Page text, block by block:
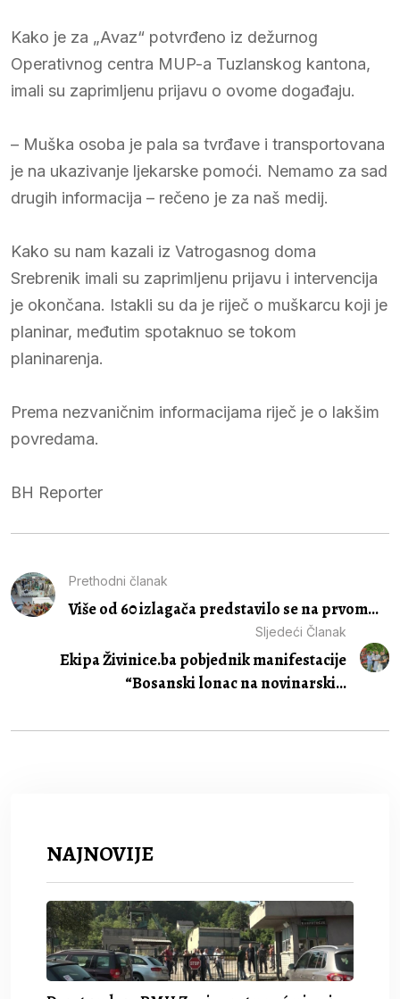
Kako je za „Avaz“ potvrđeno iz dežurnog
Operativnog centra MUP-a Tuzlanskog kantona,
imali su zaprimljenu prijavu o ovome događaju.
– Muška osoba je pala sa tvrđave i transportovana
je na ukazivanje ljekarske pomoći. Nemamo za sad
drugih informacija – rečeno je za naš medij.
Kako su nam kazali iz Vatrogasnog doma
Srebrenik imali su zaprimljenu prijavu i intervencija
je okončana. Istakli su da je riječ o muškarcu koji je
planinar, međutim spotaknuo se tokom
planinarenja.
Prema nezvaničnim informacijama riječ je o lakšim
povredama.
BH Reporter
Prethodni članak
Više od 60 izlagača predstavilo se na prvom...
Sljedeći Članak
Ekipa Živinice.ba pobjednik manifestacije
“Bosanski lonac na novinarski...
NAJNOVIJE